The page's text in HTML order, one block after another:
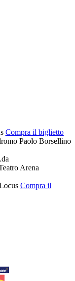
Compra il biglietto
Paolo Borsellino
Arena
Compra il